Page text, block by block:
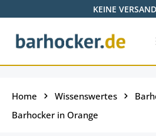
Zum Hauptinhalt springen
KEINE
Home Wissenswertes
Barhocker in Orange